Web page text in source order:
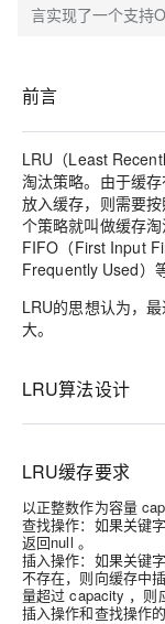
言实现了一个支持
前言
LRU（Least
淘汰策略。由于缓
放入缓存，则需要
个策略就叫做缓存
FIFO（First Input
Frequently Used）等
LRU的思想认为，
大。
LRU算法设计
LRU缓存要求
以正整数作为容量
查找操作：如果关键
返回null 。
插入操作：如果关键
不存在，则向缓存中
量超过 capacity ，则
插入操作和查找操作